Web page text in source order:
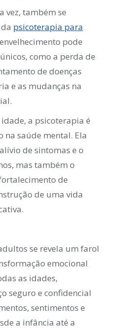
vez, também se
psicoterapia para
pode
como a perda de
de doenças
e as mudanças na
a psicoterapia é
na saúde mental. Ela
de sintomas e o
mas também o
de
de uma vida
se revela um farol
emocional
as idades,
seguro e confidencial
sentimentos e
a infância até a